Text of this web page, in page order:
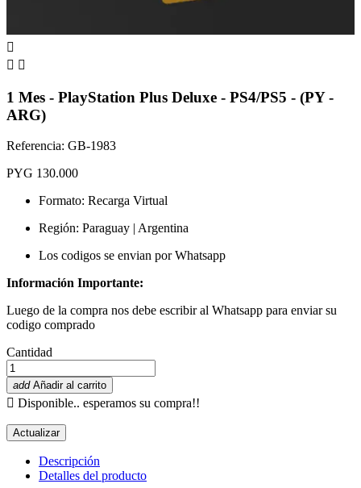

 
1 Mes - PlayStation Plus Deluxe - PS4/PS5 - (PY -
ARG)
Referencia: GB-1983
PYG 130.000
Formato: Recarga Virtual
Región: Paraguay | Argentina
Los codigos se envian por Whatsapp
Información Importante:
Luego de la compra nos debe escribir al Whatsapp para enviar su
codigo comprado
Cantidad
add Añadir al carrito
 Disponible.. esperamos su compra!!
Descripción
Detalles del producto